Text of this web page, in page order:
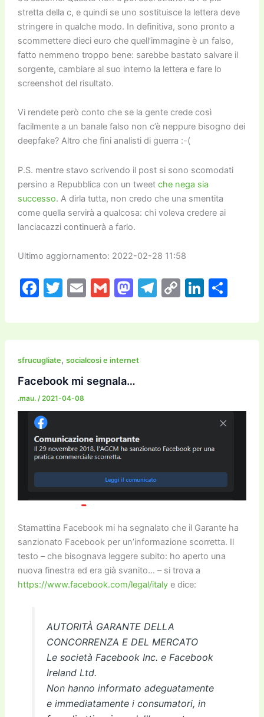
stretta della c, e quindi se uno sostituisce la lettera deve
stringere in qualche modo. In definitiva, sono pronto a
scommettere dieci euro che quell’immagine è un falso,
fatto nemmeno troppo bene: sarebbe bastato salvare il
sorgente, cambiare al suo interno la lettera e fare lo
screenshot del risultato.
Vi rendete però conto che se la gente crede così
facilmente a un banale falso non c’è neppure bisogno dei
deepfake? Altro che fini analisti di guerra :-(
P.S. mentre stavo scrivendo il post si sono scomodati
persino a Repubblica con un tweet che nega sia
successo. A dirla tutta, non credo che una smentita
come quella servirà a qualcosa: chi voleva credere ai
lanciacazzi continuerà a farlo.
Ultimo aggiornamento: 2022-02-28 11:58
F
c
e
b
o
o
k
T
itt
er
E
ai
l
G
ai
l
M
st
o
d
o
T
e
gr
C
p
y
Li
k
e
C
n
di
sfrucugliate, socialcosi e internet
Facebook mi segnala…
.mau. /2021-04-08
Stamattina Facebook mi ha segnalato che il Garante ha
sanzionato Facebook per un’informazione scorretta. Il
testo – che bisognava leggere subito: ho aperto una
nuova finestra ed era già svanito… – si trova a
https://www.facebook.com/legal/italye dice:
AUTORITÀ GARANTE DELLA
CONCORRENZA E DEL MERCATO
Le società Facebook Inc. e Facebook
Ireland Ltd.
Non hanno informato adeguatamente
e immediatamente i consumatori, in